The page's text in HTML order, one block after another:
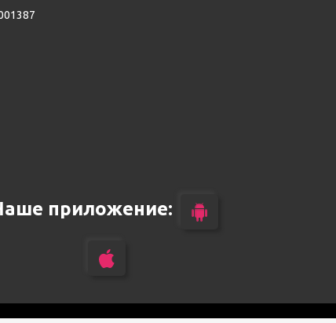
приложение: